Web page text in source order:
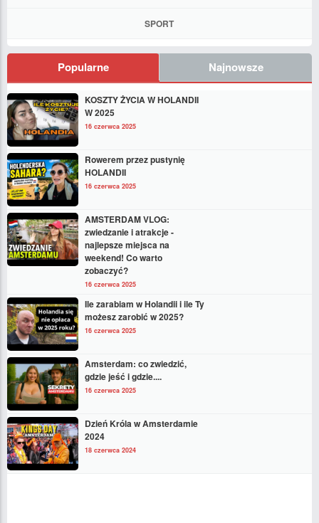
SPORT
Popularne Najnowsze
KOSZTY ŻYCIA W HOLANDII
W 2025
16 czerwca 2025
Rowerem przez pustynię
HOLANDII
16 czerwca 2025
AMSTERDAM VLOG:
zwiedzanie i atrakcje -
najlepsze miejsca na
weekend! Co warto
zobaczyć?
16 czerwca 2025
Ile zarabiam w Holandii i ile Ty
możesz zarobić w 2025?
16 czerwca 2025
Amsterdam: co zwiedzić,
gdzie jeść i gdzie....
16 czerwca 2025
Dzień Króla w Amsterdamie
2024
18 czerwca 2024